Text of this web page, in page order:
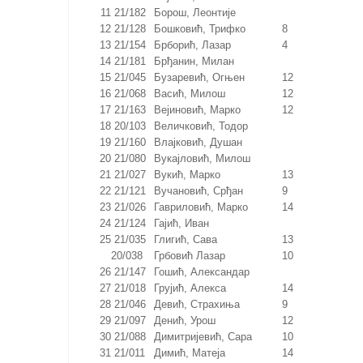
11 21/182
Борош, Леонтије
1221/128 Бошковић, Трифко
8
1321/154 Брборић, Лазар
4
1421/181
Брђанин, Милан
1521/045 Бузаревић, Огњен
12
1621/068 Васић, Милош
12
1721/163 Вејиновић, Марко
12
1820/103
Величковић, Тодор
1921/160
Влајковић, Душан
2021/080
Вукајловић, Милош
21 21/027 Вукић, Марко
13
2221/121 Вучановић, Срђан
9
2321/026 Гавриловић, Марко
14
2421/124
Гајић, Иван
2521/035 Глигић, Сава
13
20/038
Грбовић Лазар
10
2621/147
Гошић, Александар
2721/018 Грујић, Алекса
14
2821/046 Девић, Страхиња
9
2921/097 Денић, Урош
12
3021/088 Димитријевић, Сара
10
31 21/011 Димић, Матеја
14